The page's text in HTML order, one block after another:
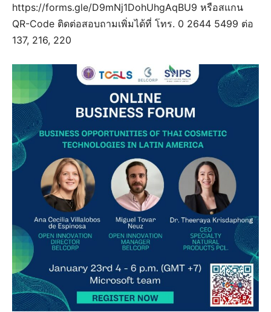
https://forms.gle/D9mNj1DohUhgAqBU9 หรือสแกน
QR-Code ติดต่อสอบถามเพิ่มได้ที่ โทร. 0 2644 5499 ต่อ
137, 216, 220